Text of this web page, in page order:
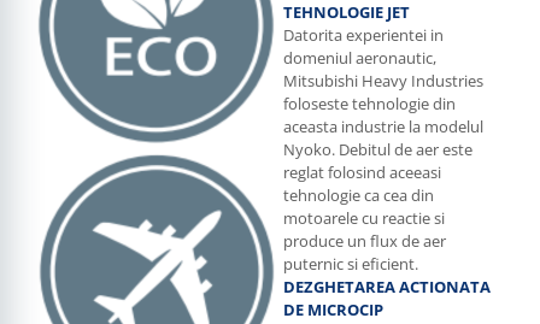
TEHNOLOGIE JET
Datorita experientei in
domeniul aeronautic,
Mitsubishi Heavy Industries
foloseste tehnologie din
aceasta industrie la modelul
Nyoko. Debitul de aer este
reglat folosind aceeasi
tehnologie ca cea din
motoarele cu reactie si
produce un flux de aer
puternic si eficient.
DEZGHETAREA ACTIONATA
DE MICROCIP